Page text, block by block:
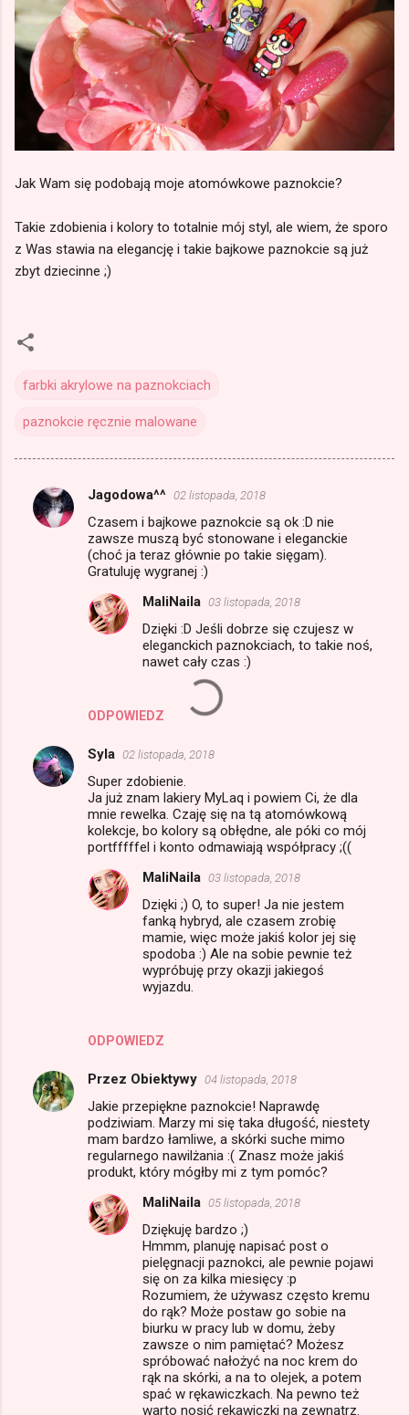
Jak Wam się podobają moje atomówkowe paznokcie?
Takie zdobienia i kolory to totalnie mój styl, ale wiem, że sporo
z Was stawia na elegancję i takie bajkowe paznokcie są już
zbyt dziecinne ;)
farbki akrylowe na paznokciach
paznokcie ręcznie malowane
K
o
Jagodowa^^ 02 listopada, 2018
Czasem i bajkowe paznokcie są ok :D nie
zawsze muszą być stonowane i eleganckie
(choć ja teraz głównie po takie sięgam).
Gratuluję wygranej :)
ODPOWIEDZ
MaliNaila 03 listopada, 2018
Dzięki :D Jeśli dobrze się czujesz w
eleganckich paznokciach, to takie noś,
nawet cały czas :)
Syla 02 listopada, 2018
Super zdobienie.
Ja już znam lakiery MyLaq i powiem Ci, że dla
mnie rewelka. Czaję się na tą atomówkową
kolekcje, bo kolory są obłędne, ale póki co mój
portfffffel i konto odmawiają współpracy ;((
ODPOWIEDZ
MaliNaila 03 listopada, 2018
Dzięki ;) O, to super! Ja nie jestem
fanką hybryd, ale czasem zrobię
mamie, więc może jakiś kolor jej się
spodoba :) Ale na sobie pewnie też
wypróbuję przy okazji jakiegoś
wyjazdu.
Przez Obiektywy 04 listopada, 2018
Jakie przepiękne paznokcie! Naprawdę
podziwiam. Marzy mi się taka długość, niestety
mam bardzo łamliwe, a skórki suche mimo
regularnego nawilżania :( Znasz może jakiś
produkt, który mógłby mi z tym pomóc?
MaliNaila 05 listopada, 2018
Dziękuję bardzo ;)
Hmmm, planuję napisać post o
pielęgnacji paznokci, ale pewnie pojawi
się on za kilka miesięcy :p
Rozumiem, że używasz często kremu
do rąk? Może postaw go sobie na
biurku w pracy lub w domu, żeby
zawsze o nim pamiętać? Możesz
spróbować nałożyć na noc krem do
rąk na skórki, a na to olejek, a potem
spać w rękawiczkach. Na pewno też
warto nosić rękawiczki na zewnątrz.